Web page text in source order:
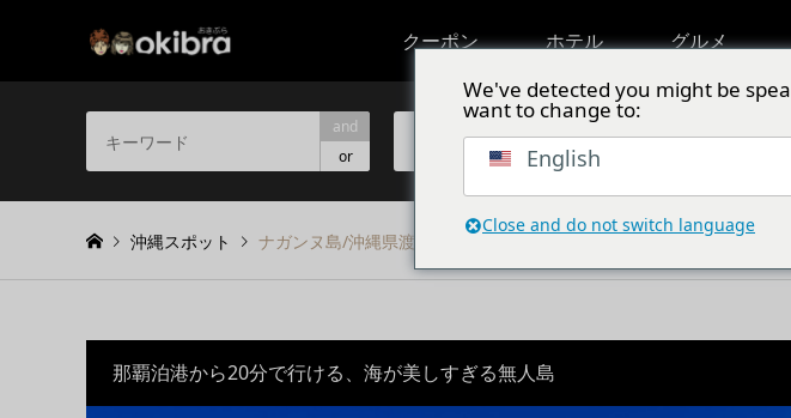
クーポン ホテル グルメ
and
or
エリアから選ぶ 特徴か
沖縄スポット ナガンヌ島/沖縄県渡嘉敷村 那覇泊港から20分！日帰りで行ける青の離
那覇泊港から20分で行ける、海が美しすぎる無人島
We've detected you might be
want to change to:
English
Close and do not switch language